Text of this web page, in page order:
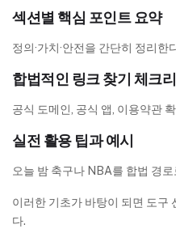
섹션별 핵심 포인트 요약
정의·가치·안전을 간단히 정리한
합법적인 링크 찾기 체크
공식 도메인, 공식 앱, 이용약관
실전 활용 팁과 예시
오늘 밤 축구나 NBA를 합법 경
이러한 기초가 바탕이 되면 도구
다.